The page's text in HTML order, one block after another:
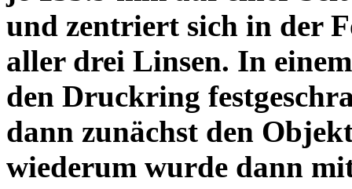
und zentriert sich in der
aller drei Linsen. In
den Druckring
dann zunächst den
wiederum wurde dann